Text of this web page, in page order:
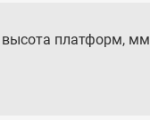
платформ, мм